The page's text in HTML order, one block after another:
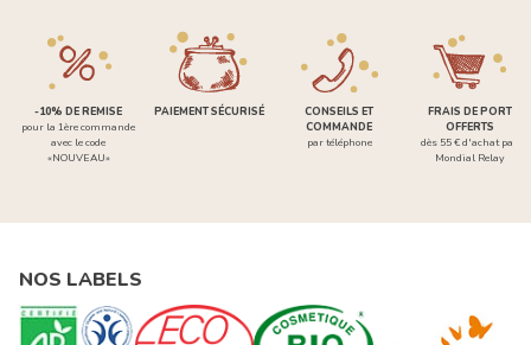
-10% DE REMISE
pour la 1ère commande
avec le code
«NOUVEAU»
PAIEMENT SÉCURISÉ
CONSEILS ET
COMMANDE
par téléphone
FRAIS DE PORT
OFFERTS
dès 55 € d'achat par
Mondial Relay
NOS LABELS